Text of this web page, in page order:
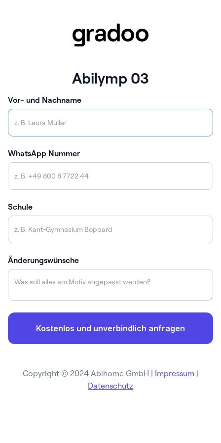
Abilymp 03
Vor- und Nachname
WhatsApp Nummer
Schule
Änderungswünsche
Copyright © 2024 Abihome GmbH | Impressum |
Datenschutz